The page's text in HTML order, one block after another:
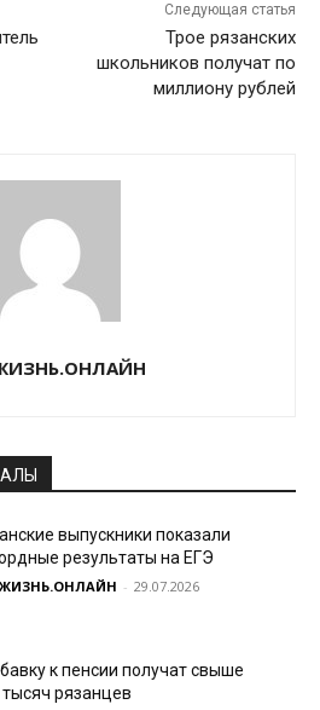
Следующая статья
Трое рязанских
школьников получат по
миллиону рублей
выпускники показали
результаты на ЕГЭ
- 29.07.2026
к пенсии получат свыше
рязанцев